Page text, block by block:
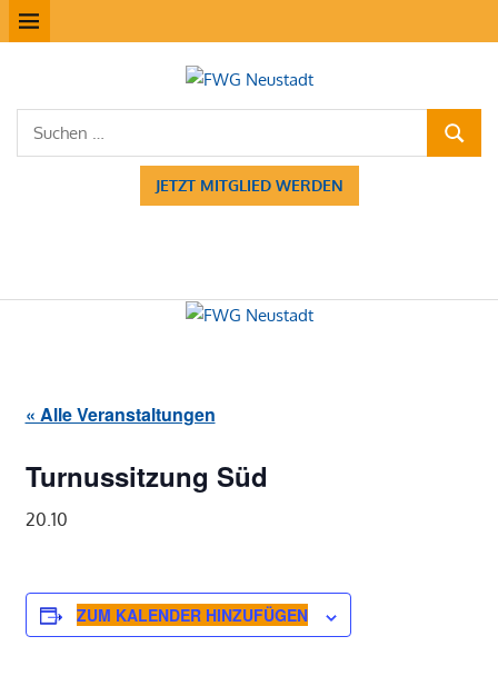
Zum
InhaltMENÜ
FWG
Neustadt
Suchen
nach:
JETZT MITGLIED WERDEN
« Alle Veranstaltungen
Turnussitzung Süd
20.10
ZUM KALENDER HINZUFÜGEN